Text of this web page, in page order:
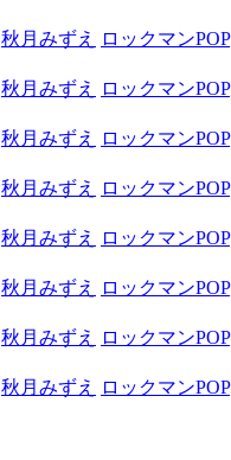
秋月みずえ ロックマンPOP
秋月みずえ ロックマンPOP
秋月みずえ ロックマンPOP
秋月みずえ ロックマンPOP
秋月みずえ ロックマンPOP
秋月みずえ ロックマンPOP
秋月みずえ ロックマンPOP
秋月みずえ ロックマンPOP